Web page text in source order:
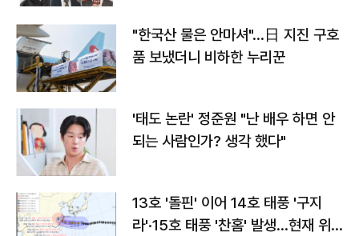
"한국산 물은 안마셔"…日 지진 구호
품 보냈더니 비하한 누리꾼
'태도 논란' 정준원 "난 배우 하면 안
되는 사람인가? 생각 했다"
13호 '돌핀' 이어 14호 태풍 '구지
라'·15호 태풍 '찬홈' 발생…현재 위